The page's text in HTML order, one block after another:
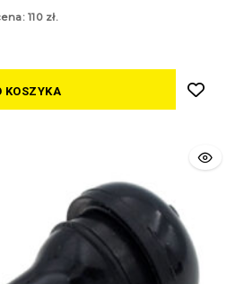
110 zł.
KOSZYKA